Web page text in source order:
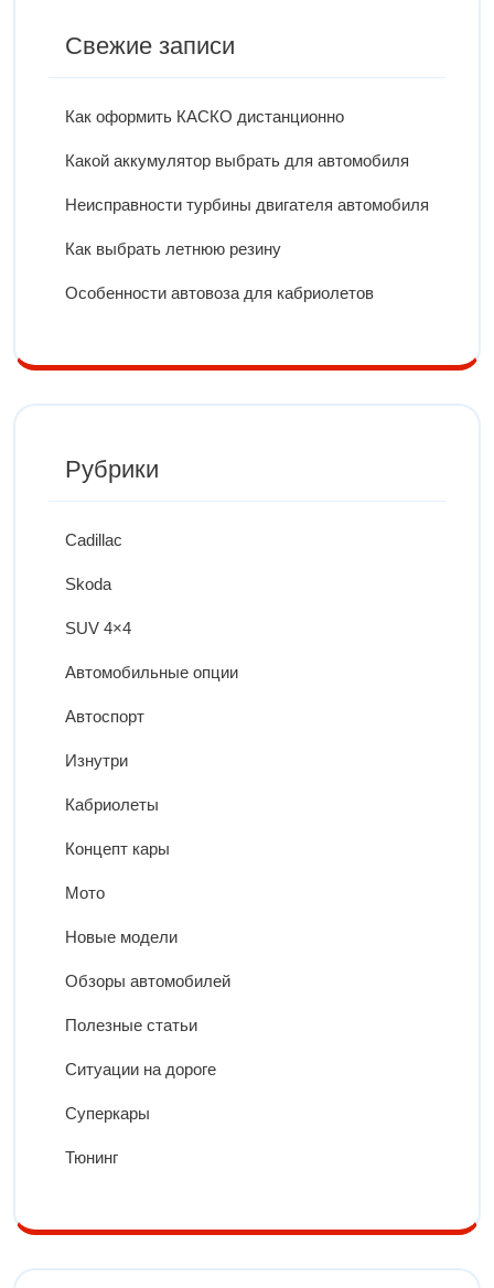
Свежие записи
Как оформить КАСКО дистанционно
Какой аккумулятор выбрать для автомобиля
Неисправности турбины двигателя автомобиля
Как выбрать летнюю резину
Особенности автовоза для кабриолетов
Рубрики
Cadillac
Skoda
SUV 4×4
Автомобильные опции
Автоспорт
Изнутри
Кабриолеты
Концепт кары
Мото
Новые модели
Обзоры автомобилей
Полезные статьи
Ситуации на дороге
Суперкары
Тюнинг